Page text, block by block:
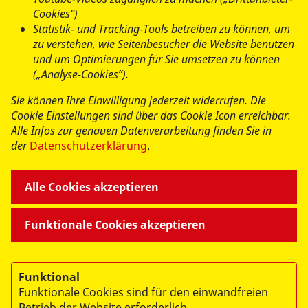
freiwilligendienste@asb-bremen.de
Arbeiter-Samariter-Bund
Landesverband Bremen e.V.
Bremerhavener Straße 155
28219 Bremen
Cookies“)
Statistik- und Tracking-Tools betreiben zu können, um
zu verstehen, wie Seitenbesucher die Website benutzen
und um Optimierungen für Sie umsetzen zu können
(„Analyse-Cookies“).
Sie können Ihre Einwilligung jederzeit widerrufen. Die
Cookie Einstellungen sind über das Cookie Icon erreichbar.
Alle Infos zur genauen Datenverarbeitung finden Sie in
derDatenschutzerklärung.
Funktionale Cookies akzeptieren
Alle Cookies akzeptieren
Funktional
Funktionale Cookies sind für den einwandfreien